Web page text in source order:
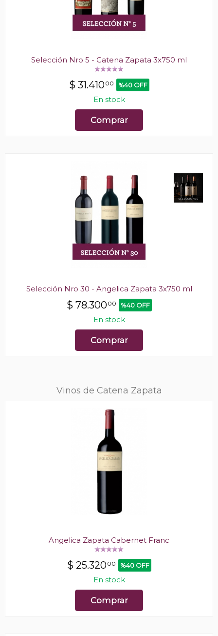
Selección Nro 5 - Catena Zapata 3x750 ml
$ 31.41000 %40 OFF
En stock
Comprar
Selección Nro 30 - Angelica Zapata 3x750 ml
$ 78.30000 %40 OFF
En stock
Comprar
Vinos de Catena Zapata
Angelica Zapata Cabernet Franc
$ 25.32000 %40 OFF
En stock
Comprar